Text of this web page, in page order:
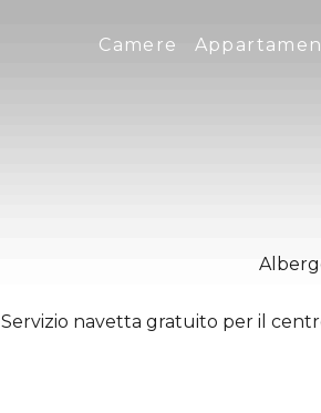
Camere
Servizio navetta gratuito per il